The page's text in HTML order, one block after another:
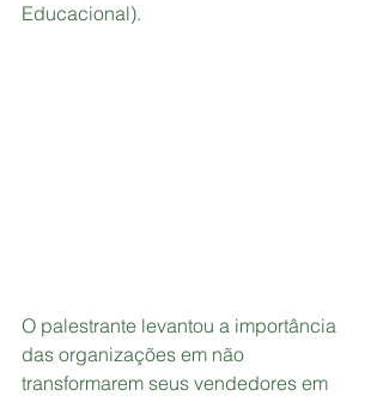
Educacional).
O palestrante levantou a importância
das organizações em não
transformarem seus vendedores em